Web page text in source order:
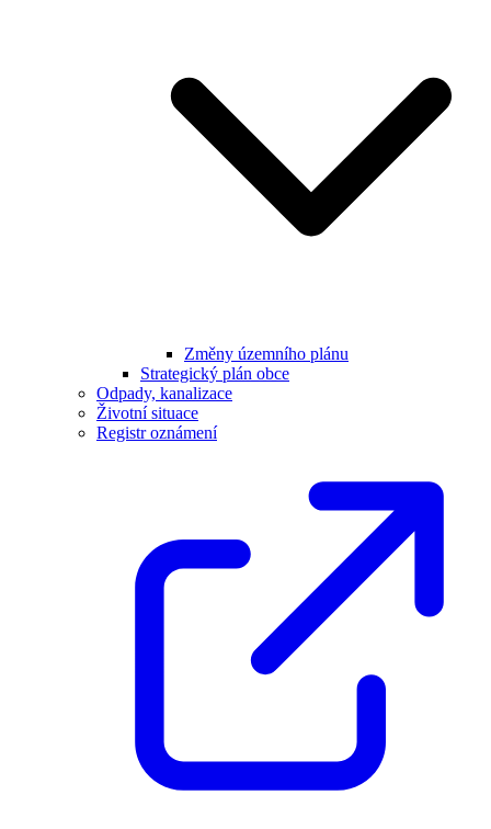
Změny územního plánu
Strategický plán obce
Odpady, kanalizace
Životní situace
Registr oznámení